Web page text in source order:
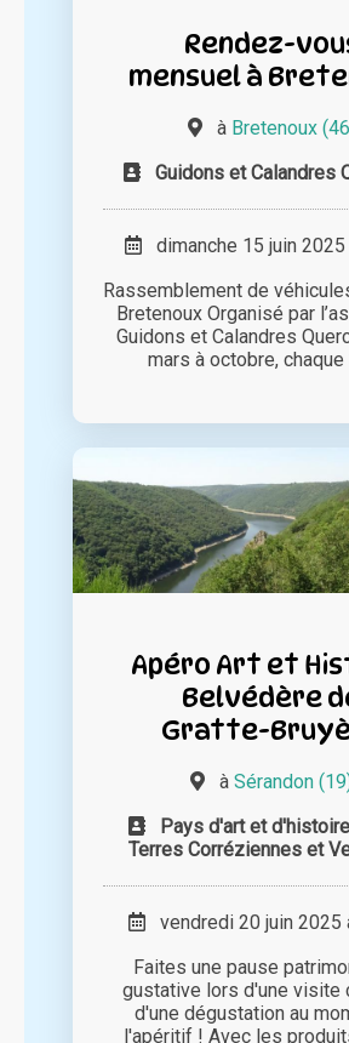
Rendez-
mensuel à
à Bretenoux
Guidons et Calandres
dimanche 15 juin 2025
Rassemblement de
Bretenoux Organisé par
Guidons et Calandres
mars à octobre, chaque
Apéro Art et
Belvédère
Gratte-
à Sérandon
Pays d'art et
Terres Corréziennes et
vendredi 20 juin 2025
Faites une pause
gustative lors d'une visite
d'une dégustation au
l'apéritif ! Avec les